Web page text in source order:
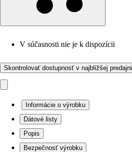
V súčasnosti nie je k dispozícii
Skontrolovať dostupnosť v najbližšej predajni
Informácie o výrobku
Dátové listy
Popis
Bezpečnosť výrobku